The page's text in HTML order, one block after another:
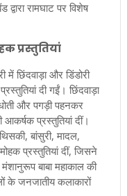
रामघाट पर विशेष
प्रस्तुतियां
में छिंदवाड़ा और डिंडोरी
दी गईं। छिंदवाड़ा
और पगड़ी पहनकर
प्रस्तुतियां दीं।
बांसुरी, मादल,
प्रस्तुतियां दीं, जिसने
बाबा महाकाल की
के जनजातीय कलाकारों